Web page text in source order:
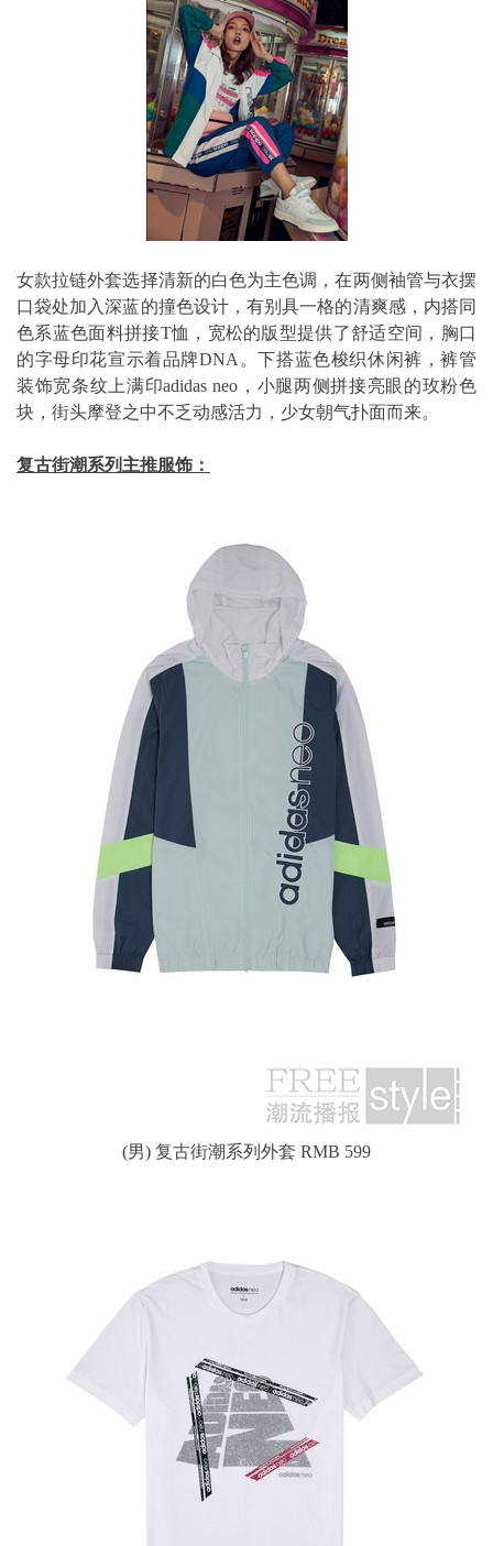
女款拉链外套选择清新的白色为主色调，在两侧袖管与衣摆
口袋处加入深蓝的撞色设计，有别具一格的清爽感，内搭同
色系蓝色面料拼接T恤，宽松的版型提供了舒适空间，胸口
的字母印花宣示着品牌DNA。下搭蓝色梭织休闲裤，裤管
装饰宽条纹上满印adidas neo，小腿两侧拼接亮眼的玫粉色
块，街头摩登之中不乏动感活力，少女朝气扑面而来。
复古街潮系列主推服饰：
(男) 复古街潮系列外套 RMB 599